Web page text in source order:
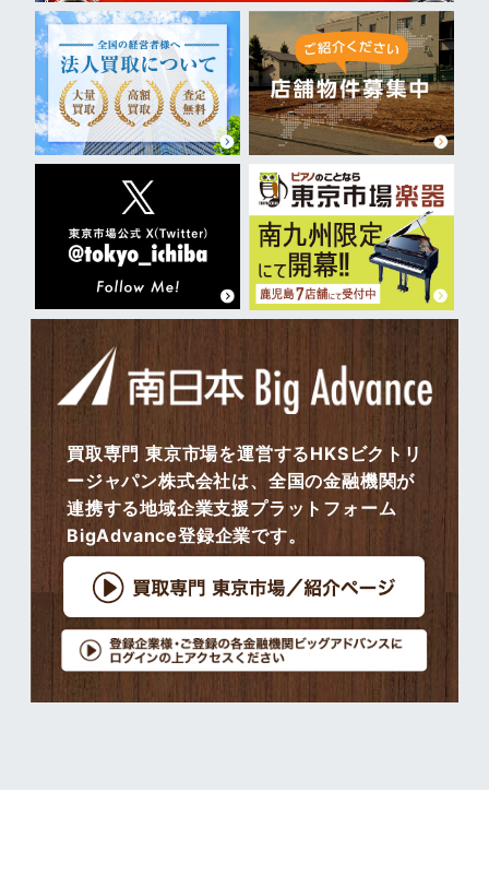
買取専門 東京市場を運営するHKSビクトリ
ージャパン株式会社は、全国の金融機関が
連携する地域企業支援プラットフォーム
BigAdvance登録企業です。